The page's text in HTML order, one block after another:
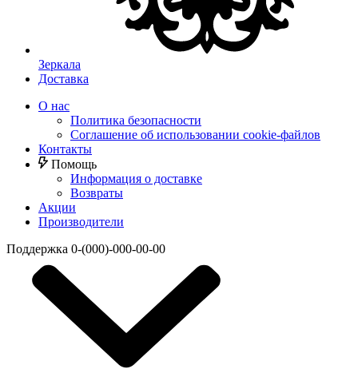
Зеркала
Доставка
О нас
Политика безопасности
Соглашение об использовании cookie-файлов
Контакты
Помощь
Информация о доставке
Возвраты
Акции
Производители
Поддержка 0-(000)-000-00-00